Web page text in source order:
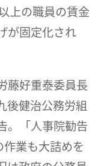
上の職員の賃金
が固定化され
藤好重泰委員長
後健治公務労組
。「人事院勧告
業も大詰めを